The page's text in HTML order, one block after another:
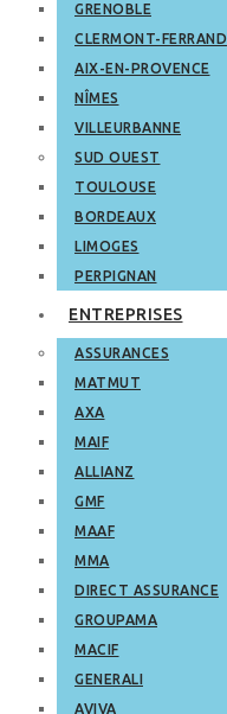
GRENOBLE
CLERMONT-FERRAND
AIX-EN-PROVENCE
NÎMES
VILLEURBANNE
SUD OUEST
TOULOUSE
BORDEAUX
LIMOGES
PERPIGNAN
ENTREPRISES
ASSURANCES
MATMUT
AXA
MAIF
ALLIANZ
GMF
MAAF
MMA
DIRECT ASSURANCE
GROUPAMA
MACIF
GENERALI
AVIVA